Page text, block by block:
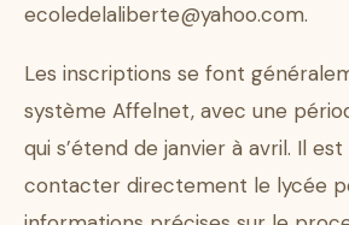
ecoledelaliberte@yahoo.com.
Les inscriptions se font
système Affelnet, avec une
qui s’étend de janvier à avril. Il
contacter directement le lycée